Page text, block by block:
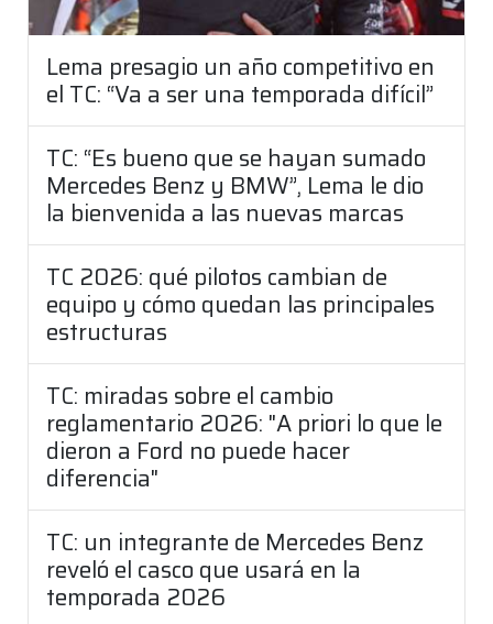
Lema presagio un año competitivo en
el TC: “Va a ser una temporada difícil”
TC: “Es bueno que se hayan sumado
Mercedes Benz y BMW”, Lema le dio
la bienvenida a las nuevas marcas
TC 2026: qué pilotos cambian de
equipo y cómo quedan las principales
estructuras
TC: miradas sobre el cambio
reglamentario 2026: "A priori lo que le
dieron a Ford no puede hacer
diferencia"
TC: un integrante de Mercedes Benz
reveló el casco que usará en la
temporada 2026